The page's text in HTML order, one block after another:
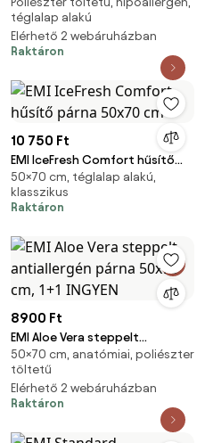
párna 35x45cm
téglalap alakú
Elérhető 2 webáruházban
Raktáron
10 750 Ft
EMI IceFresh Comfort hűsítő
párna 50x70 cm
50×70 cm, téglalap alakú,
klasszikus
Raktáron
8900 Ft
EMI Aloe Vera steppelt
antiallergén párna 50x70 cm,
1+1 INGYEN
50×70 cm, anatómiai, poliészter
töltetű
Elérhető 2 webáruházban
Raktáron